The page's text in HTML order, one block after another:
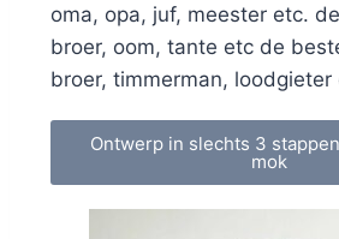
oma, opa, juf, meester etc.
broer, oom, tante etc de
broer, timmerman, loodgieter
Ontwerp in slechts 3
mok